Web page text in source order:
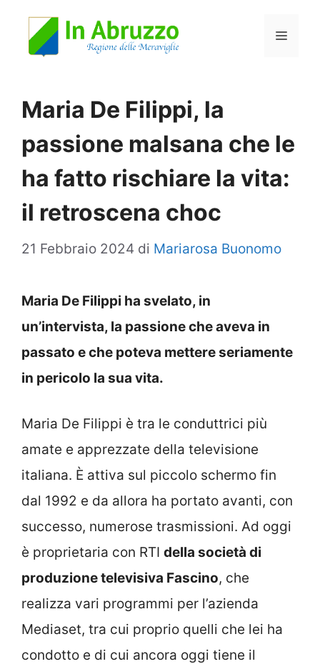
Menu
Maria De Filippi, la
passione malsana che le
ha fatto rischiare la vita:
il retroscena choc
21 Febbraio 2024 di Mariarosa Buonomo
Maria De Filippi ha svelato, in
un’intervista, la passione che aveva in
passato e che poteva mettere seriamente
in pericolo la sua vita.
Maria De Filippi è tra le conduttrici più
amate e apprezzate della televisione
italiana. È attiva sul piccolo schermo fin
dal 1992 e da allora ha portato avanti, con
successo, numerose trasmissioni. Ad oggi
è proprietaria con RTI della società di
produzione televisiva Fascino, che
realizza vari programmi per l’azienda
Mediaset, tra cui proprio quelli che lei ha
condotto e di cui ancora oggi tiene il